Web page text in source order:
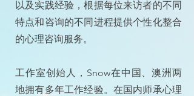
以及实践经验，根据每位来访者的不同
特点和咨询的不同进程提供个性化整合
的心理咨询服务。
工作室创始人，Snow在中国、澳洲两
地拥有多年工作经验。在国内师承心理